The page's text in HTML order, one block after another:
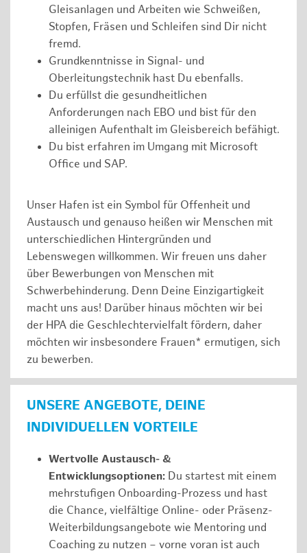
Gleisanlagen und Arbeiten wie Schweißen,
Stopfen, Fräsen und Schleifen sind Dir nicht
fremd.
Grundkenntnisse in Signal- und
Oberleitungstechnik hast Du ebenfalls.
Du erfüllst die gesundheitlichen
Anforderungen nach EBO und bist für den
alleinigen Aufenthalt im Gleisbereich befähigt.
Du bist erfahren im Umgang mit Microsoft
Office und SAP.
Unser Hafen ist ein Symbol für Offenheit und
Austausch und genauso heißen wir Menschen mit
unterschiedlichen Hintergründen und
Lebenswegen willkommen. Wir freuen uns daher
über Bewerbungen von Menschen mit
Schwerbehinderung. Denn Deine Einzigartigkeit
macht uns aus! Darüber hinaus möchten wir bei
der HPA die Geschlechtervielfalt fördern, daher
möchten wir insbesondere Frauen* ermutigen, sich
zu bewerben.
UNSERE ANGEBOTE, DEINE
INDIVIDUELLEN VORTEILE
Wertvolle Austausch- &
Entwicklungsoptionen: Du startest mit einem
mehrstufigen Onboarding-Prozess und hast
die Chance, vielfältige Online- oder Präsenz-
Weiterbildungsangebote wie Mentoring und
Coaching zu nutzen – vorne voran ist auch